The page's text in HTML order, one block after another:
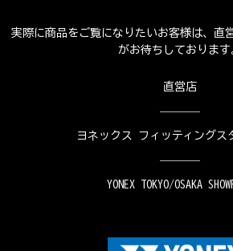
実際に商品をご覧になりたいお客様は、直
がお待ちしております
直営店
ヨネックス フィッティングス
YONEX TOKYO/OSAKA